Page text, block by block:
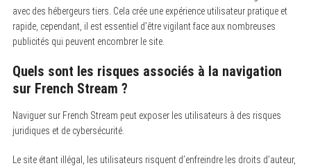
avec des hébergeurs tiers. Cela crée une expérience utilisateur pratique et
rapide, cependant, il est essentiel d’être vigilant face aux nombreuses
publicités qui peuvent encombrer le site.
Quels sont les risques associés à la navigation
sur French Stream ?
Naviguer sur French Stream peut exposer les utilisateurs à des risques
juridiques et de cybersécurité.
Le site étant illégal, les utilisateurs risquent d’enfreindre les droits d’auteur,